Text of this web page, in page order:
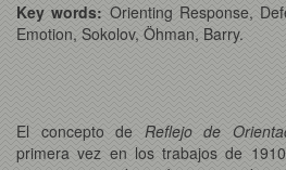
Key words: Orienting Response,
Emotion, Sokolov, Öhman, Barry.
El concepto de Reflejo de
primera vez en los trabajos de